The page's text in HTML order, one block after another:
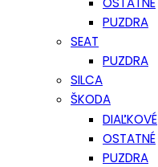
PUZDRA
SEAT
PUZDRA
SILCA
ŠKODA
DIAĽKOVÉ
OSTATNÉ
PUZDRA